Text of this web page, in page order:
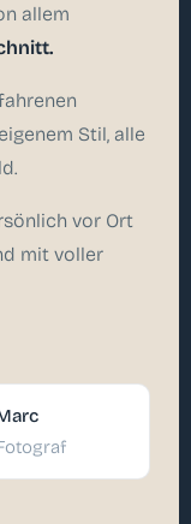
allem
Stil, alle
vor Ort
mit voller